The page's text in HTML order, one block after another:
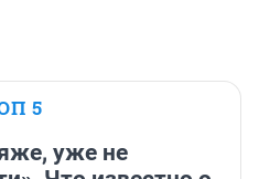
5
уже не